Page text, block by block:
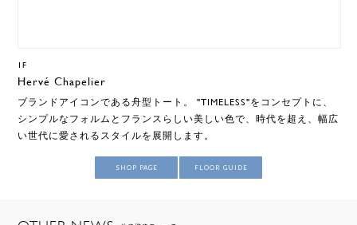
1F
Hervé Chapelier
ブランドアイコンである舟型トート。 "TIMELESS"をコンセプトに、
シンプルなフォルムとフランスらしい美しい色で、時代を超え、幅広
い世代に愛されるスタイルを展開します。
SHOP PAGE FLOOR GUIDE